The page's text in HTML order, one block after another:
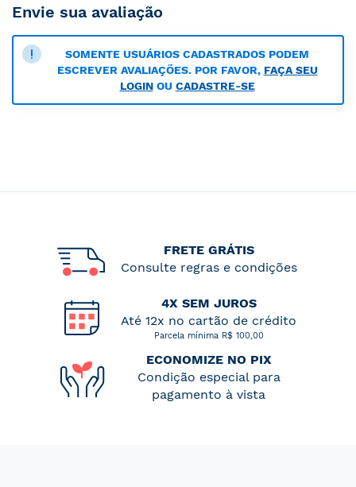
Envie sua avaliação
SOMENTE USUÁRIOS CADASTRADOS PODEM
ESCREVER AVALIAÇÕES. POR FAVOR, FAÇA SEU
LOGINOU CADASTRE-SE
FRETE GRÁTIS
Consulte regras e condições
4X SEM JUROS
Até 12x no cartão de crédito
Parcela mínima R$ 100,00
ECONOMIZE NO PIX
Condição especial para
pagamento à vista